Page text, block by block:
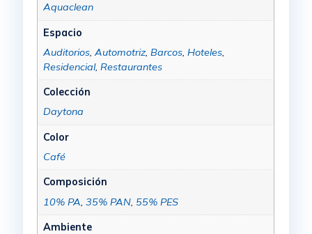
Aquaclean
Espacio
Auditorios, Automotriz, Barcos, Hoteles,
Residencial, Restaurantes
Colección
Daytona
Color
Café
Composición
10% PA, 35% PAN, 55% PES
Ambiente